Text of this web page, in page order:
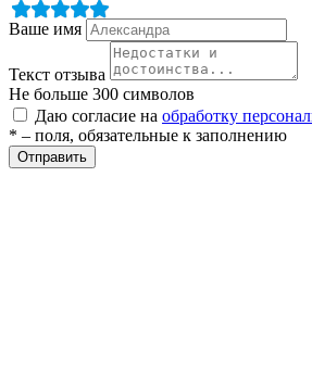
Ваше имя
Текст отзыва
Не больше 300 символов
Даю согласие на обработку
* – поля, обязательные к заполнению
Отправить